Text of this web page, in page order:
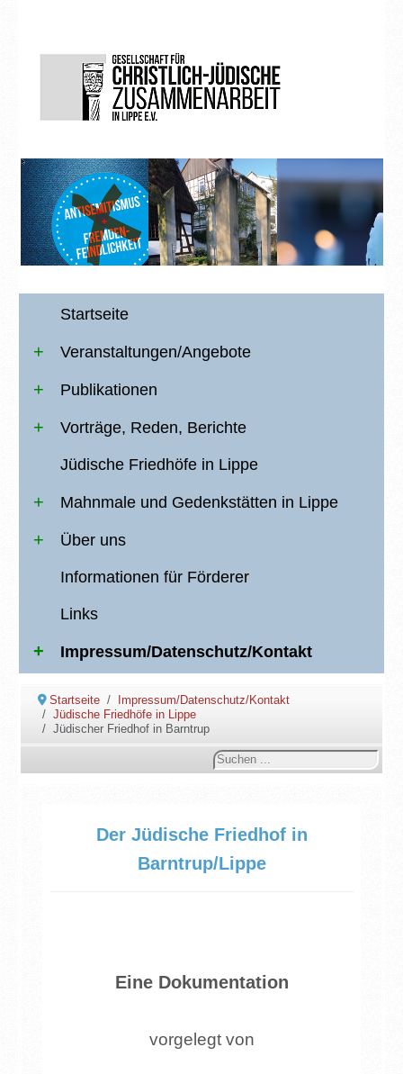
Startseite
Veranstaltungen/Angebote
Publikationen
Vorträge, Reden, Berichte
Jüdische Friedhöfe in Lippe
Mahnmale und Gedenkstätten in Lippe
Über uns
Informationen für Förderer
Links
Impressum/Datenschutz/Kontakt
Startseite
Impressum/Datenschutz/Kontakt
Jüdische Friedhöfe in Lippe
Jüdischer Friedhof in Barntrup
Suchen
...
Der Jüdische Friedhof in
Barntrup/Lippe
Eine Dokumentation
vorgelegt von